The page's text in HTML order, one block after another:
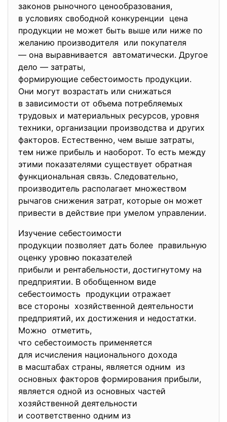
законов рыночного ценообразования,
в условиях свободной конкуренции цена
продукции не может быть выше или ниже по
желанию производителя или покупателя
— она выравнивается автоматически. Другое
дело — затраты,
формирующие себестоимость продукции.
Они могут возрастать или снижаться
в зависимости от объема потребляемых
трудовых и материальных ресурсов, уровня
техники, организации производства и других
факторов. Естественно, чем выше затраты,
тем ниже прибыль и наоборот. То есть между
этими показателями существует обратная
функциональная связь. Следовательно,
производитель располагает множеством
рычагов снижения затрат, которые он может
привести в действие при умелом управлении.
Изучение себестоимости
продукции позволяет дать более правильную
оценку уровню показателей
прибыли и рентабельности, достигнутому на
предприятии. В обобщенном виде
себестоимость продукции отражает
все стороны хозяйственной деятельности
предприятий, их достижения и недостатки.
Можно отметить,
что себестоимость применяется
для исчисления национального дохода
в масштабах страны, является одним из
основных факторов формирования прибыли,
является одной из основных частей
хозяйственной деятельности
и соответственно одним из